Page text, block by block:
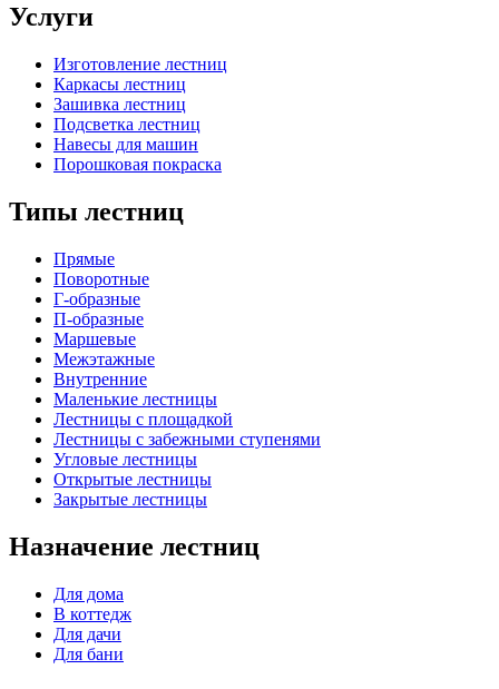
Услуги
Изготовление лестниц
Каркасы лестниц
Зашивка лестниц
Подсветка лестниц
Навесы для машин
Порошковая покраска
Типы лестниц
Прямые
Поворотные
Г-образные
П-образные
Маршевые
Межэтажные
Внутренние
Маленькие лестницы
Лестницы с площадкой
Лестницы с забежными ступенями
Угловые лестницы
Открытые лестницы
Закрытые лестницы
Назначение лестниц
Для дома
В коттедж
Для дачи
Для бани